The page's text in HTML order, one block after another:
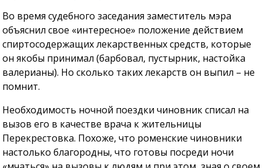
Во время судебного заседания заместитель мэра
объяснил свое «интересное» положение действием
спиртосодержащих лекарственных средств, которые
он якобы принимал (барбовал, пустырник, настойка
валерианы). Но сколько таких лекарств он выпил – не
помнит.
Необходимость ночной поездки чиновник списал на
вызов его в качестве врача к жительницы
Перекрестовка. Похоже, что роменские чиновники
настолько благородны, что готовы посреди ночи